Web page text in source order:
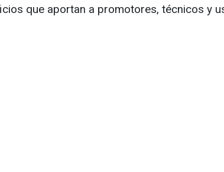
que aportan a promotores, técnicos y